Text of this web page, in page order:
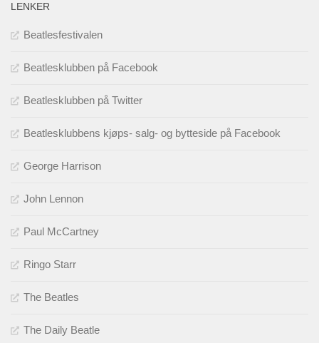
LENKER
Beatlesfestivalen
Beatlesklubben på Facebook
Beatlesklubben på Twitter
Beatlesklubbens kjøps- salg- og bytteside på Facebook
George Harrison
John Lennon
Paul McCartney
Ringo Starr
The Beatles
The Daily Beatle